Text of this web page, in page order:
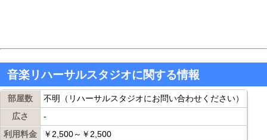
音楽リハーサルスタジオに関する情報
部屋数
不明（リハーサルスタジオにお問い合わせください）
広さ
-
利用料金
￥2,500～￥2,500